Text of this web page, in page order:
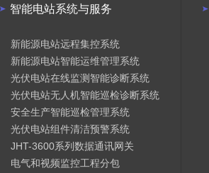
智能电站系统与服务
新能源电站远程集控系统
新能源电站智能运维管理系统
光伏电站在线监测智能诊断系统
光伏电站无人机智能巡检诊断系统
安全生产智能巡检管理系统
光伏电站组件清洁预警系统
JHT-3600系列数据通讯网关
电气和视频监控工程分包